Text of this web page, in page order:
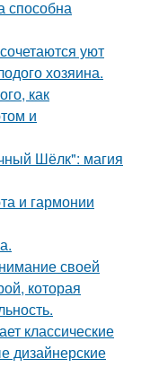
способна
уют
хозяина.
как
и
Шёлк": магия
и гармонии
своей
которая
классические
дизайнерские